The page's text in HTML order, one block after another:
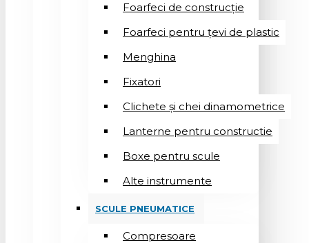
Foarfeci de construcție
Foarfeci pentru țevi de plastic
Menghina
Fixatori
Clichete și chei dinamometrice
Lanterne pentru constructie
Boxe pentru scule
Alte instrumente
SCULE PNEUMATICE
Compresoare